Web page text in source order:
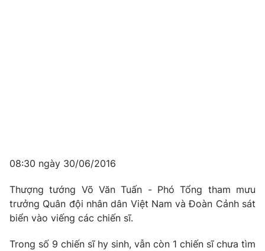
08:30 ngày 30/06/2016
Thượng tướng Võ Văn Tuấn - Phó Tổng tham mưu
trưởng Quân đội nhân dân Việt Nam và Đoàn Cảnh sát
biển vào viếng các chiến sĩ.
Trong số 9 chiến sĩ hy sinh, vẫn còn 1 chiến sĩ chưa tìm